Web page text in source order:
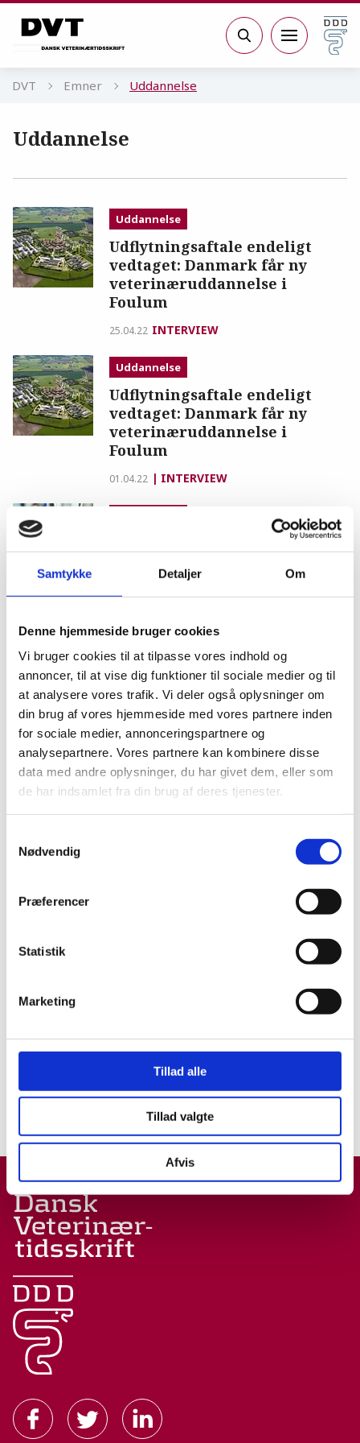
Samtykke Detaljer Om
Denne hjemmeside bruger cookies
Vi bruger cookies til at tilpasse vores indhold og
annoncer, til at vise dig funktioner til sociale medier og til
at analysere vores trafik. Vi deler også oplysninger om
din brug af vores hjemmeside med vores partnere inden
for sociale medier, annonceringspartnere og
analysepartnere. Vores partnere kan kombinere disse
data med andre oplysninger, du har givet dem, eller som
de har indsamlet fra din brug af deres tjenester.
Nødvendig
Præferencer
Statistik
Marketing
Tillad alle
Tillad valgte
Afvis
Søg
DVT Emner Uddannelse
Uddannelse
Uddannelse
Udflytningsaftale endeligt
vedtaget: Danmark får ny
veterinæruddannelse i
Foulum
25.04.22 INTERVIEW
Uddannelse
Udflytningsaftale endeligt
vedtaget: Danmark får ny
veterinæruddannelse i
Foulum
01.04.22 INTERVIEW
nødvendigt at tænke
strategisk og langt
28.06.21 KLUMME
Uddannelse
Planer om ny
veterinæruddannelse i
Foulum deler vandene
31.05.21 NYHED
Uddannelse
Planer om ny
Veterinærstuderende har
brug for os, og vi har brug for
Forrige side
Næste side